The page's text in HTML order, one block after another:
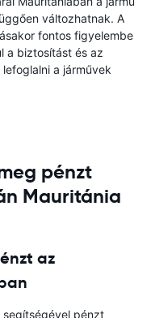
változhatnak. A
fontos figyelembe
a biztosítást és az
a járművek
pénzt
Mauritánia
az
segítségével pénzt